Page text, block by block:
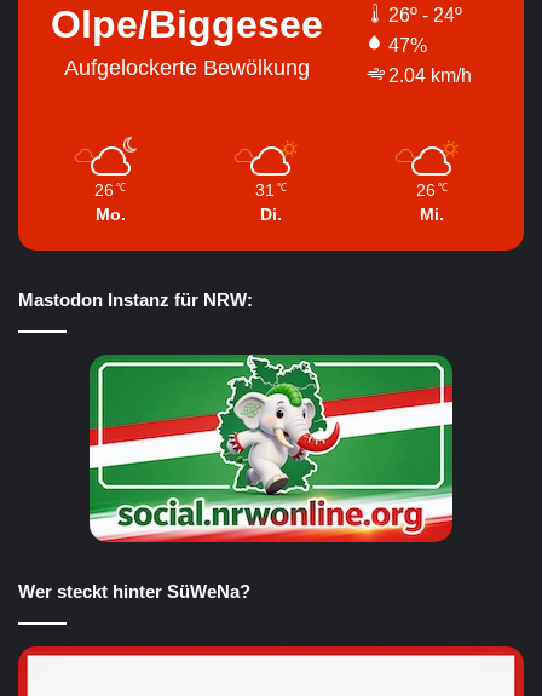
Olpe/Biggesee
Aufgelockerte Bewölkung
26º - 24º
47%
2.04 km/h
26 ℃
Mo.
31 ℃
Di.
26 ℃
Mi.
Mastodon Instanz für NRW:
Wer steckt hinter SüWeNa?